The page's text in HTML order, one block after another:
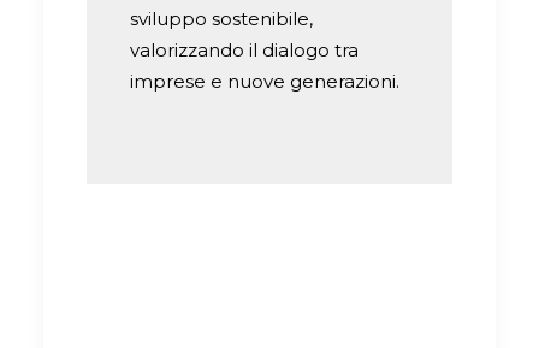
sviluppo sostenibile,
valorizzando il dialogo tra
imprese e nuove generazioni.